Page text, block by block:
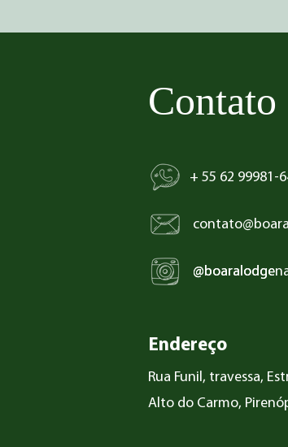
Contato
+ 55 62 99981-
@boaralodge
Endereço
Rua Funil, travessa,
Alto do Carmo,